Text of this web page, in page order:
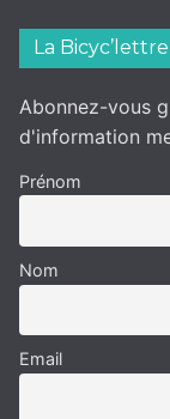
La Bicyc’lettre
Abonnez-vous
d'information
Prénom
Nom
Email